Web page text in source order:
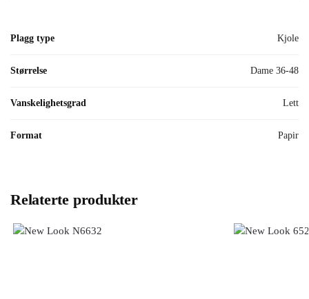
Plagg type Kjole
Størrelse Dame 36-48
Vanskelighetsgrad Lett
Format Papir
Relaterte produkter